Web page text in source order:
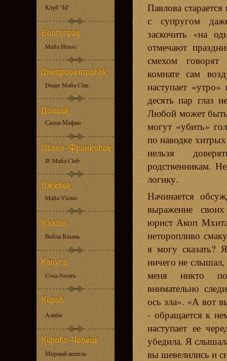
Клуб "Ы"
Mafia House
Dnepr Mafia Clan
Салон Мафии
IF Mafia Club
Mafia Vicino
Вобла Казань
Cosa-Nostra
Алиби
Мирный житель
Павлова
с супругом
заскочить «на
отмечают
смехом
комнате сам
наступает
десять пар глаз
Любой может
могут «убить»
по наводке
нельзя
родственникам.
логику.
Начинается
выражение
юрист Акоп
неторопливо
я могу
ничего не
меня никто
внимательно
ось зла». «А вот
- обращается к
наступает ее
убедила. Я
вы шевелились и